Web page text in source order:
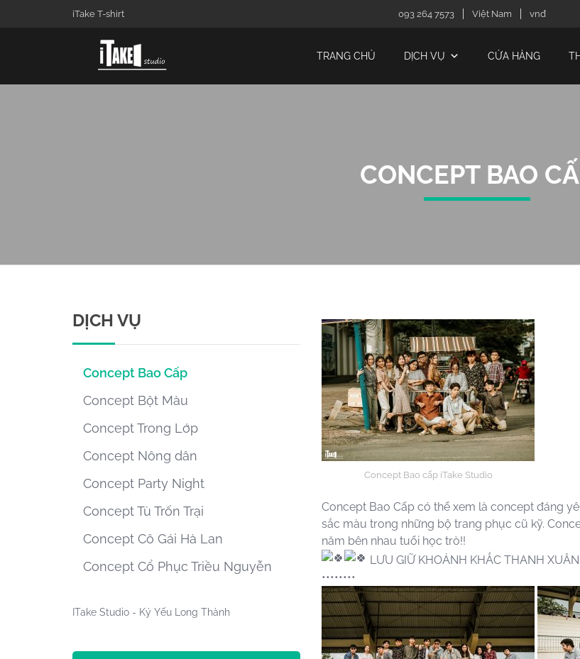
iTake T-shirt 093 264 7573 Việt Nam vnđ
TRANG CHỦ DỊCH VỤ CỬA HÀNG
CONCEPT BAO
Concept Bao cấp iTake Studio
Concept Bao Cấp có thể xem là concept đáng
sắc màu trong những bộ trang phục cũ kỹ.
năm bên nhau tuổi học trò!!
LƯU GIỮ KHOẢNH KHẮC THANH XUÂN
••••••••
DỊCH VỤ
Concept Bao Cấp
Concept Bột Màu
Concept Trong Lớp
Concept Nông dân
Concept Party Night
Concept Tù Trốn Trại
Concept Cô Gái Hà Lan
Concept Cổ Phục Triều Nguyễn
ITake Studio - Kỷ Yếu Long Thành